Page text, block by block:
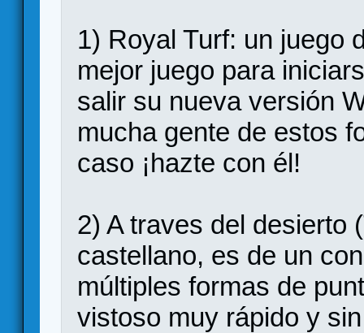
1) Royal Turf: un juego
mejor juego para
salir su nueva versión
mucha gente de estos
caso ¡hazte con él!
2) A traves del desierto
castellano, es de un
múltiples formas de
vistoso muy rápido y